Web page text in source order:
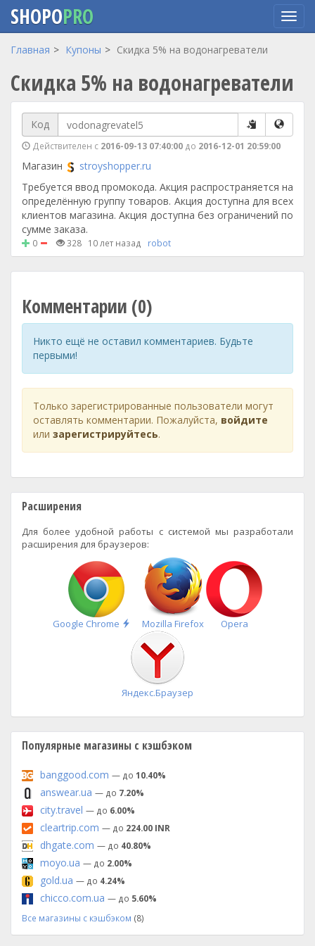
Перейти
основному
содержанию
SHOPOPRO
Главная Купоны Скидка 5% на водонагреватели
Скидка 5% на водонагреватели
Код
Действителен с 2016-09-13 07:40:00 до 2016-12-01 20:59:00
Магазин
stroyshopper.ru
Требуется ввод промокода. Акция распространяется на
определённую группу товаров. Акция доступна для всех
клиентов магазина. Акция доступна без ограничений по
сумме заказа.
0 328 10 лет назад robot
Комментарии (0)
Никто ещё не оставил комментариев. Будьте
первыми!
Только зарегистрированные пользователи могут
оставлять комментарии. Пожалуйста, войдите
или зарегистрируйтесь.
Расширения
Для более удобной работы с системой мы разработали
расширения для браузеров:
Google Chrome
Быстрая
установка
Mozilla Firefox Opera
Яндекс.Браузер
Популярные магазины с кэшбэком
banggood.com — до 10.40%
answear.ua — до 7.20%
city.travel — до 6.00%
cleartrip.com — до 224.00 INR
dhgate.com — до 40.80%
moyo.ua — до 2.00%
gold.ua — до 4.24%
chicco.com.ua — до 5.60%
Все магазины с кэшбэком (8)